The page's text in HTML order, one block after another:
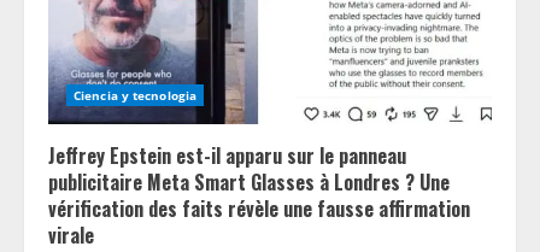
Ciencia y tecnologia
Jeffrey Epstein est-il apparu sur le panneau
publicitaire Meta Smart Glasses à Londres ? Une
vérification des faits révèle une fausse affirmation
virale